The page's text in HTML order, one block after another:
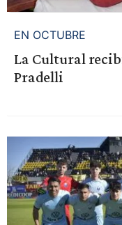
EN OCTUBRE
La Cultural
Pradelli